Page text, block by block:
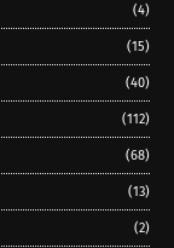
(4)
(15)
(40)
(112)
(68)
(13)
(2)